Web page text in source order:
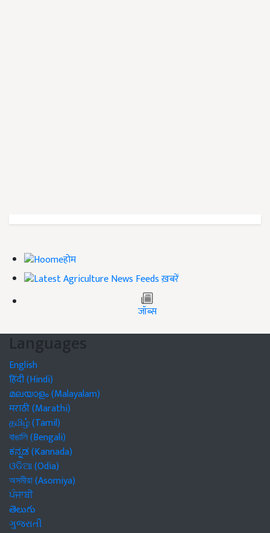
होम
ख़बरें
जॉब्स
Languages
English
हिंदी (Hindi)
മലയാളം (Malayalam)
मराठी (Marathi)
தமிழ் (Tamil)
বাঙালি (Bengali)
ಕನ್ನಡ (Kannada)
ଓଡିଆ (Odia)
অসমীয়া (Asomiya)
ਪੰਜਾਬੀ
తెలుగు
ગુજરાતી